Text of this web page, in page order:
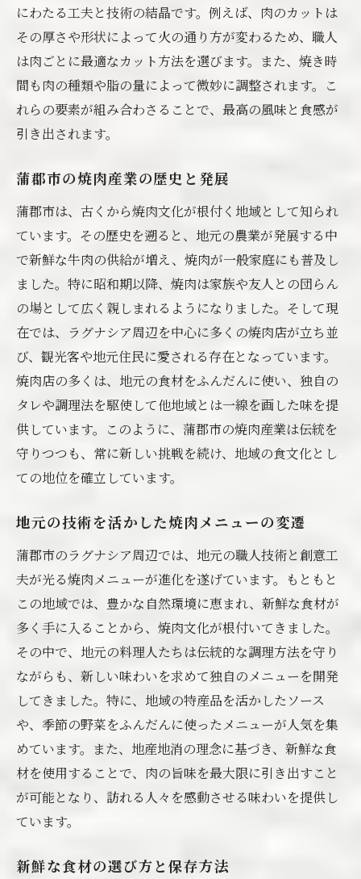
にわたる工夫と技術の結晶です。例えば、肉のカットは
その厚さや形状によって火の通り方が変わるため、職人
は肉ごとに最適なカット方法を選びます。また、焼き時
間も肉の種類や脂の量によって微妙に調整されます。こ
れらの要素が組み合わさることで、最高の風味と食感が
引き出されます。
蒲郡市の焼肉産業の歴史と発展
蒲郡市は、古くから焼肉文化が根付く地域として知られ
ています。その歴史を遡ると、地元の農業が発展する中
で新鮮な牛肉の供給が増え、焼肉が一般家庭にも普及し
ました。特に昭和期以降、焼肉は家族や友人との団らん
の場として広く親しまれるようになりました。そして現
在では、ラグナシア周辺を中心に多くの焼肉店が立ち並
び、観光客や地元住民に愛される存在となっています。
焼肉店の多くは、地元の食材をふんだんに使い、独自の
タレや調理法を駆使して他地域とは一線を画した味を提
供しています。このように、蒲郡市の焼肉産業は伝統を
守りつつも、常に新しい挑戦を続け、地域の食文化とし
ての地位を確立しています。
地元の技術を活かした焼肉メニューの変遷
蒲郡市のラグナシア周辺では、地元の職人技術と創意工
夫が光る焼肉メニューが進化を遂げています。もともと
この地域では、豊かな自然環境に恵まれ、新鮮な食材が
多く手に入ることから、焼肉文化が根付いてきました。
その中で、地元の料理人たちは伝統的な調理方法を守り
ながらも、新しい味わいを求めて独自のメニューを開発
してきました。特に、地域の特産品を活かしたソース
や、季節の野菜をふんだんに使ったメニューが人気を集
めています。また、地産地消の理念に基づき、新鮮な食
材を使用することで、肉の旨味を最大限に引き出すこと
が可能となり、訪れる人々を感動させる味わいを提供し
ています。
新鮮な食材の選び方と保存方法